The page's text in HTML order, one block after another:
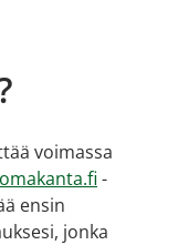
voimassa
omakanta.fi -
ensin
jonka